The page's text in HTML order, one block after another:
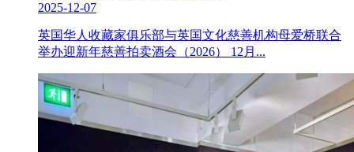
2025-12-07
英国华人收藏家俱乐部与英国文化慈善机构母爱桥联合
举办迎新年慈善拍卖酒会（2026） 12月...